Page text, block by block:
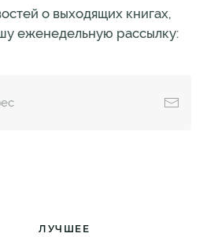
о выходящих книгах,
еженедельную рассылку:
ЛУЧШЕЕ